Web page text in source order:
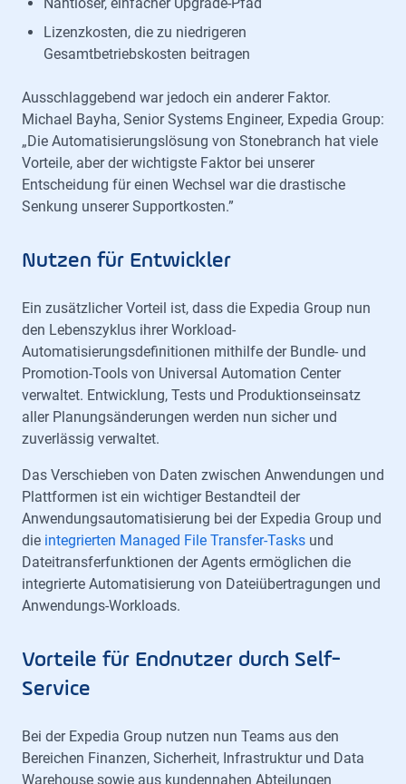
Nahtloser, einfacher Upgrade-Pfad
Lizenzkosten, die zu niedrigeren
Gesamtbetriebskosten beitragen
Ausschlaggebend war jedoch ein anderer Faktor.
Michael Bayha, Senior Systems Engineer, Expedia Group:
„Die Automatisierungslösung von Stonebranch hat viele
Vorteile, aber der wichtigste Faktor bei unserer
Entscheidung für einen Wechsel war die drastische
Senkung unserer Supportkosten.”
Nutzen für Entwickler
Ein zusätzlicher Vorteil ist, dass die Expedia Group nun
den Lebenszyklus ihrer Workload-
Automatisierungsdefinitionen mithilfe der Bundle- und
Promotion-Tools von Universal Automation Center
verwaltet. Entwicklung, Tests und Produktionseinsatz
aller Planungsänderungen werden nun sicher und
zuverlässig verwaltet.
Das Verschieben von Daten zwischen Anwendungen und
Plattformen ist ein wichtiger Bestandteil der
Anwendungsautomatisierung bei der Expedia Group und
die integrierten Managed File Transfer-Tasks und
Dateitransferfunktionen der Agents ermöglichen die
integrierte Automatisierung von Dateiübertragungen und
Anwendungs-Workloads.
Vorteile für Endnutzer durch Self-
Service
Bei der Expedia Group nutzen nun Teams aus den
Bereichen Finanzen, Sicherheit, Infrastruktur und Data
Warehouse sowie aus kundennahen Abteilungen